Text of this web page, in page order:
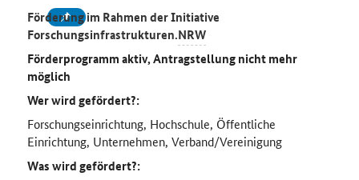
Förderung im Rahmen der Initiative
Forschungsinfrastrukturen.NRW
Förderprogramm aktiv, Antragstellung nicht mehr
möglich
Wer wird gefördert?:
Forschungseinrichtung, Hochschule, Öffentliche
Einrichtung, Unternehmen, Verband/Vereinigung
Was wird gefördert?: